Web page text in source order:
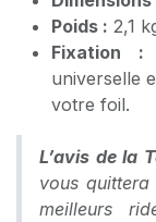
Poids : 2,1
Fixation :
universelle
votre foil.
L’avis de la
vous
meilleurs